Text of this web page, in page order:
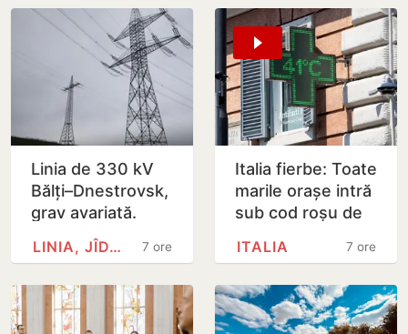
Linia de 330 kV
Bălți–Dnestrovsk,
grav avariată.
Restabilirea ar
putea dura peste
7 ore
LINIA, JÎDACIV
Italia fierbe: Toate
marile orașe intră
sub cod roșu de
7 ore
ITALIA